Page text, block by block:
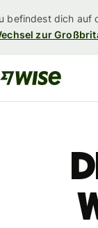
befindest dich auf
zur